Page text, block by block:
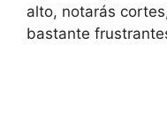
alto, notarás
bastante